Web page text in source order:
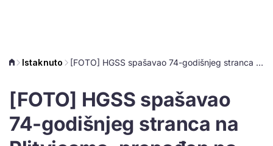
Istaknuto [FOTO] HGSS spašavao 74-godišnjeg stranca na Plitvicama, pronađen na nepristupačnom terenu
[FOTO] HGSS spašavao
74-godišnjeg stranca na